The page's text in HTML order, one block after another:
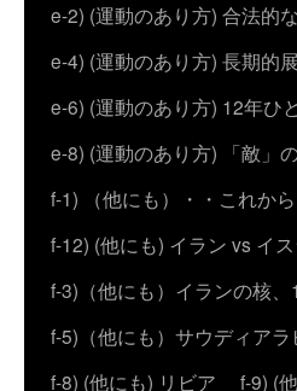
e-2) (運動のあり方) 合法的
e-4) (運動のあり方) 長期的
e-6) (運動のあり方) 12年ひ
e-8) (運動のあり方) 「敵」
f-1) （他にも）・・これから
f-12) (他にも) イラン vs イ
f-3)（他にも）イランの核
f-5)（他にも）サウディアラ
f-8) (他にも) リビア
f-9) (